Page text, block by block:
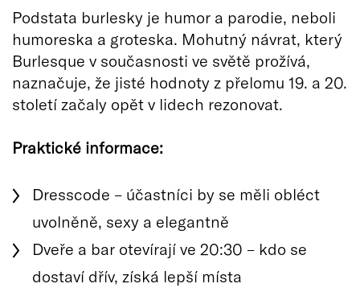
Podstata burlesky je humor a parodie, neboli
humoreska a groteska. Mohutný návrat, který
Burlesque v současnosti ve světě prožívá,
naznačuje, že jisté hodnoty z přelomu 19. a 20.
století začaly opět v lidech rezonovat.
Praktické informace:
Dresscode – účastníci by se měli obléct
uvolněně, sexy a elegantně
Dveře a bar otevírají ve 20:30 – kdo se
dostaví dřív, získá lepší místa